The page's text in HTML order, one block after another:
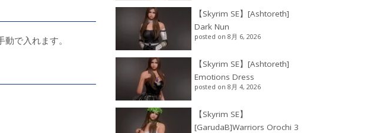
で入れます。
【Skyrim SE】[Ashtoreth]
Dark Nun
posted on 8月 6, 2026
【Skyrim SE】[Ashtoreth]
Emotions Dress
posted on 8月 4, 2026
【Skyrim SE】
[GarudaB]Warriors Orochi 3